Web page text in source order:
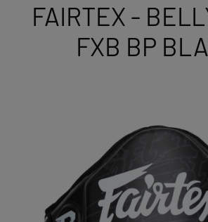
FAIRTEX -
FXB BP